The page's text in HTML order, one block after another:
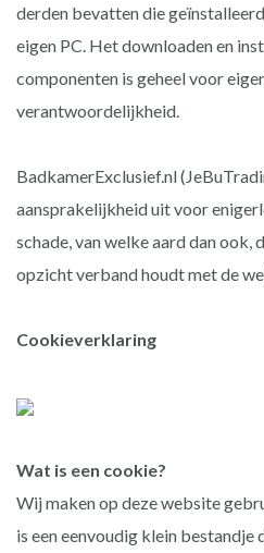
derden bevatten die
eigen PC. Het downloaden en
componenten is geheel voor
verantwoordelijkheid.
BadkamerExclusief.nl
aansprakelijkheid uit voor
schade, van welke aard dan
opzicht verband houdt met de
Cookieverklaring
Wat is een cookie?
Wij maken op deze website
is een eenvoudig klein bestandje